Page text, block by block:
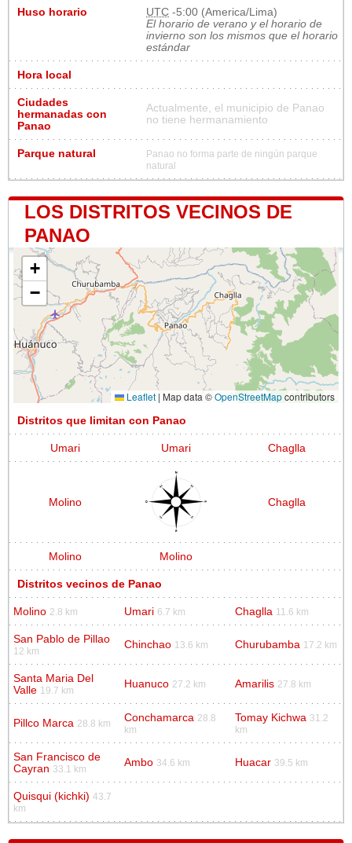
Huso horario UTC -5:00 (America/Lima)
El horario de verano y el horario de
invierno son los mismos que el horario
estándar
Hora local
Ciudades
hermanadas con
Panao
Actualmente, el municipio de Panao
no tiene hermanamiento
Parque natural
Panao no forma parte de ningún parque
natural
LOS DISTRITOS VECINOS DE
PANAO
+
−
Leaflet | Map data ©OpenStreetMapcontributors
Distritos que limitan con Panao
Umari Umari Chaglla
Molino Chaglla
Molino Molino
Distritos vecinos de Panao
Molino 2.8 km Umari 6.7 km Chaglla 11.6 km
San Pablo de Pillao
12 km
Chinchao 13.6 km Churubamba 17.2 km
Santa Maria Del
Valle 19.7 km
Huanuco 27.2 km Amarilis 27.8 km
Pillco Marca 28.8 km Conchamarca 28.8
km
Tomay Kichwa 31.2
km
San Francisco de
Cayran 33.1 km
Ambo 34.6 km Huacar 39.5 km
Quisqui (kichki) 43.7
km